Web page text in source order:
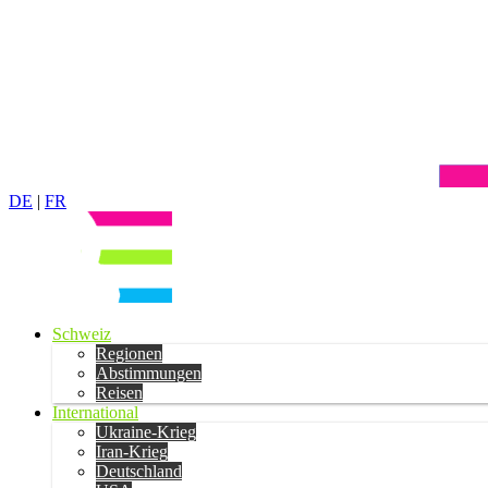
DE | FR
Schweiz
Regionen
Abstimmungen
Reisen
International
Ukraine-Krieg
Iran-Krieg
Deutschland